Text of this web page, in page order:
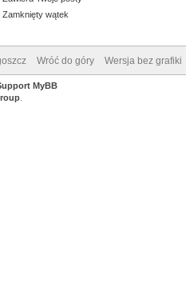
Zamknięty wątek
Wróć do góry Wersja bez grafiki
MyBB